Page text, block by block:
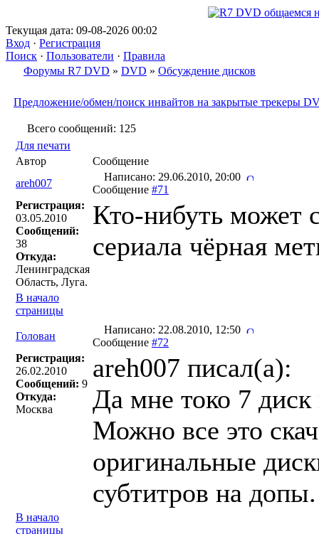
Текущая дата: 09-08-2026 00:02
Вход · Регистрация
Поиск · Пользователи · Правила
Форумы R7 DVD » DVD » Обсуждение дисков
Предложение/обмен/поиск инвайтов на закрытые трекеры
Всего сообщений: 125
Для печати
Автор
Сообщение
areh007
Написано: 29.06.2010, 20:00
Сообщение #71
Регистрация:
03.05.2010
Сообщений:
38
Откуда:
Ленинградская
Область, Луга.
Кто-нибуть может
сериала чёрная
В начало
страницы
Голован
Написано: 22.08.2010, 12:50
Сообщение #72
Регистрация:
26.02.2010
Сообщений: 9
Откуда:
Москва
areh007 писал(a):
Да мне токо 7 диск
Можно все это
оригинальные
субтитров на допы.
В начало
страницы